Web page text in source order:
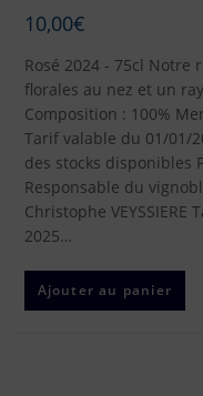
10,00€
Rosé 2024 - 75cl Notre
florales au nez et un
Composition : 100%
Tarif valable du 01/01/
des stocks disponibles
Responsable du
Christophe
2025…
Ajouter au panier